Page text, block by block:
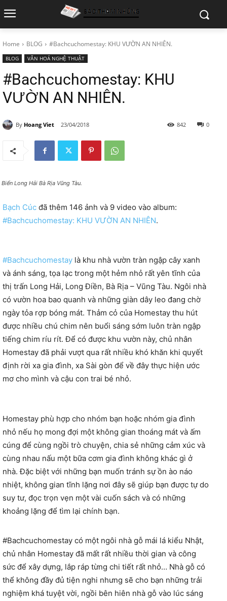
Home BLOG #Bachcuchomestay: KHU VƯỜN AN NHIÊN.
BLOG VĂN HOÁ NGHỆ THUẬT
#Bachcuchomestay: KHU
VƯỜN AN NHIÊN.
By Hoang Viet 23/04/2018 0
842
Biển Long Hải Bà Rịa Vũng Tàu.
Bạch Cúc đã thêm 146 ảnh và 9 video vào album:
#Bachcuchomestay: KHU VƯỜN AN NHIÊN.
#Bachcuchomestay là khu nhà vườn tràn ngập cây xanh
và ánh sáng, tọa lạc trong một hẻm nhỏ rất yên tĩnh của
thị trấn Long Hải, Long Điền, Bà Rịa – Vũng Tàu. Ngôi nhà
có vườn hoa bao quanh và những giàn dây leo đang chờ
ngày tỏa rợp bóng mát. Thảm cỏ của Homestay thu hút
được nhiều chú chim nên buổi sáng sớm luôn tràn ngập
tiếng chim ríu rít. Để có được khu vườn này, chủ nhân
Homestay đã phải vượt qua rất nhiều khó khăn khi quyết
định rời xa gia đình, xa Sài gòn để về đây thực hiện ước
mơ cho mình và cậu con trai bé nhỏ.
Homestay phù hợp cho nhóm bạn hoặc nhóm gia đình
nhỏ nếu họ mong đợi một không gian thoáng mát và ấm
cúng để cùng ngồi trò chuyện, chia sẻ những cảm xúc và
cùng nhau nấu một bữa cơm gia đình không khác gì ở
nhà. Đặc biệt với những bạn muốn tránh sự ồn ào náo
nhiệt, không gian tĩnh lặng nơi đây sẽ giúp bạn được tự do
suy tư, đọc trọn vẹn một vài cuốn sách và có những
khoảng lặng để tìm lại chính bạn.
#Bachcuchomestay có một ngôi nhà gỗ mái lá kiểu Nhật,
chủ nhân Homestay đã mất rất nhiều thời gian và công
sức để xây dựng, lắp ráp từng chi tiết rất nhỏ… Nhà gỗ có
thể không đầy đủ tiện nghi nhưng sẽ cho bạn những trải
nghiệm khá tuyệt vời, ngồi bên hiên nhà gỗ vào lúc sáng